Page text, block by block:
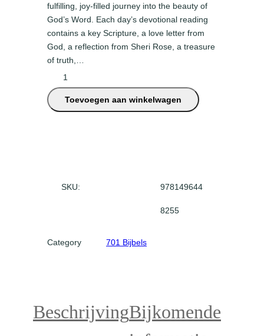
fulfilling, joy-filled journey into the beauty of
God’s Word. Each day’s devotional reading
contains a key Scripture, a love letter from
God, a reflection from Sheri Rose, a treasure
of truth,…
T
v
n
Toevoegen aan winkelwagen
SKU: 978149644
8255
Category 701 Bijbels
BeschrijvingBijkomende